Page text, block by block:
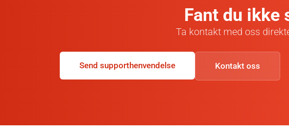
Fant du ikke
Ta kontakt med oss
Send supporthenvendelse Kontakt oss